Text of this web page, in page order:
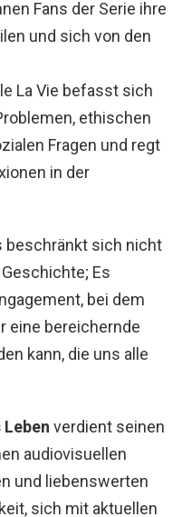
Fans der Serie ihre
und sich von den
La Vie befasst sich
ethischen
Fragen und regt
in der
beschränkt sich nicht
Es
bei dem
eine bereichernde
kann, die uns alle
verdient seinen
audiovisuellen
und liebenswerten
sich mit aktuellen